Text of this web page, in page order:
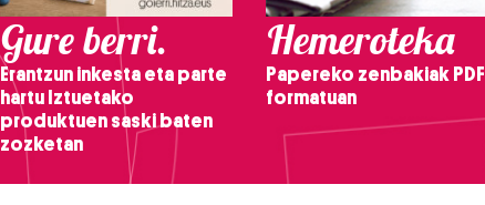
Gure berri.
Erantzun inkesta eta parte
hartu Iztuetako
produktuen saski baten
zozketan
Hemeroteka
Papereko zenbakiak PDF
formatuan